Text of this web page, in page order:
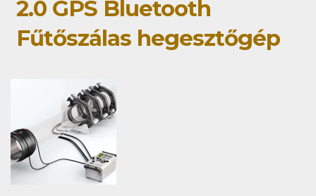
2.0 GPS Bluetooth
Fűtőszálas hegesztőgép